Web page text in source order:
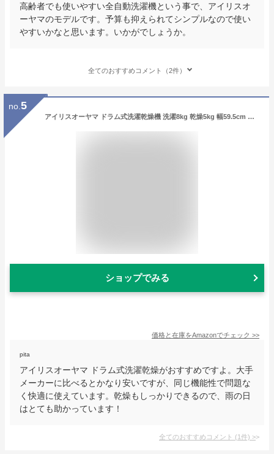
高齢者でも使いやすい全自動洗濯機という事で、アイリスオ
ーヤマのモデルです。予算も抑えられてシンプルなので使い
やすいかなと思います。いかがでしょうか。
全てのおすすめコメント（2件）
no. 5
アイリスオーヤマ ドラム式洗濯乾燥機 洗濯8kg 乾燥5kg 幅59.5cm 【ガチ落ち 温水洗浄 】 60℃の温水 洗剤を活性化 乾燥容量にこだわりたい方 4人分の衣類をまとめて乾燥 CDK852-W
ショップでみる
価格と在庫をAmazonでチェック >>
pita
アイリスオーヤマ ドラム式洗濯乾燥がおすすめですよ。大手
メーカーに比べるとかなり安いですが、同じ機能性で問題な
く快適に使えています。乾燥もしっかりできるので、雨の日
はとても助かっています！
全てのおすすめコメント (1件) >